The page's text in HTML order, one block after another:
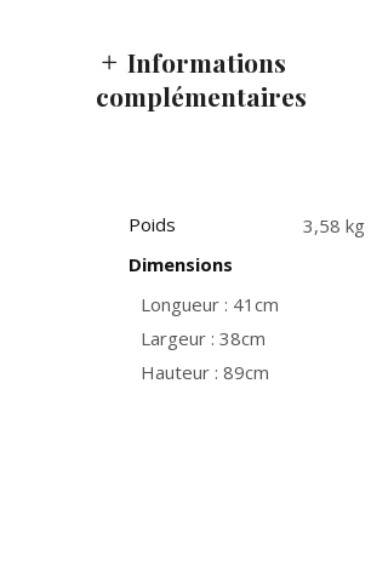
Informations
complémentaires
Poids
3,58 kg
Dimensions
Longueur : 41cm
Largeur : 38cm
Hauteur : 89cm